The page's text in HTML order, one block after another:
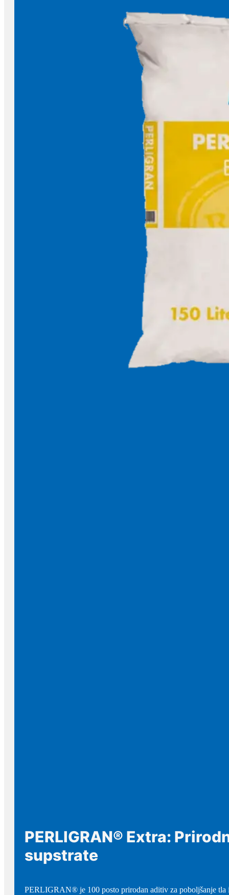
PERLIGRAN® Extra:
supstrate
PERLIGRAN® je 100 posto prirodan aditiv za poboljšanje